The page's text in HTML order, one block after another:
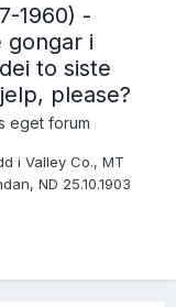
1960) -
gongar i
to siste
please?
eget forum
i Valley Co., MT
ND 25.10.1903
Elizabeth og John